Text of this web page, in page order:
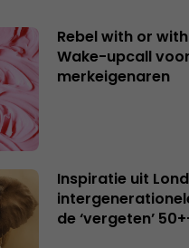
Rebel with or
Wake-upcall
merkeigenaren
Inspiratie uit
de ‘vergeten’